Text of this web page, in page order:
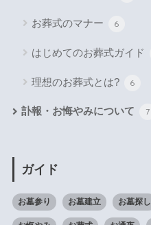
お葬式のマナー 6
はじめてのお葬式ガイド
理想のお葬式とは? 6
訃報・お悔やみについて 7
ガイド
お墓参り お墓建立 お墓探し